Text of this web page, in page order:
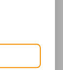
geweldige
het nu gaat